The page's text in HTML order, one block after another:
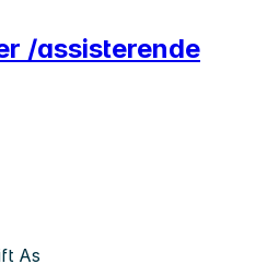
/assisterende
As